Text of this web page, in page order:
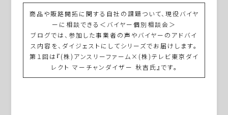
商品や販路開拓に関する自社の課題ついて、現役バイヤ
ーに相談できる＜バイヤー個別相談会＞
ブログでは、参加した事業者の声やバイヤーのアドバイ
ス内容を、ダイジェストにしてシリーズでお届けします。
第１回は『(株)アンスリーファーム×(株)テレビ東京ダイ
レクト マーチャンダイザー 秋吉氏』です。